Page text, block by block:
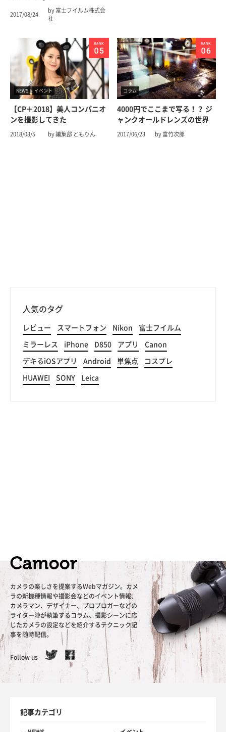
2017/08/24
by 富士フイルム株式会
社
NEWS イベント
【CP＋2018】美人コンパニオ
ンを撮影してきた
2018/03/5 by 編集部 ともりん
コラム
4000円でここまで写る！？ ジ
ャンクオールドレンズの世界
2017/06/23 by 富竹次郎
人気のタグ
レビュー スマートフォン Nikon 富士フイルム
ミラーレス iPhone D850 アプリ Canon
デキるiOSアプリ Android 単焦点 コスプレ
HUAWEI SONY Leica
カメラの楽しさを提案するWebマガジン。カメ
ラの新機種情報や撮影会などのイベント情報、
カメラマン、デザイナー、プロブロガーなどの
ライター陣が執筆するコラム、撮影シーンに応
じたカメラの設定などを紹介するテクニック記
事を随時配信。
Follow us
記事カテゴリ